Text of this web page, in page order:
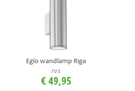
Eglo wandlamp Riga
rvs
€49,95